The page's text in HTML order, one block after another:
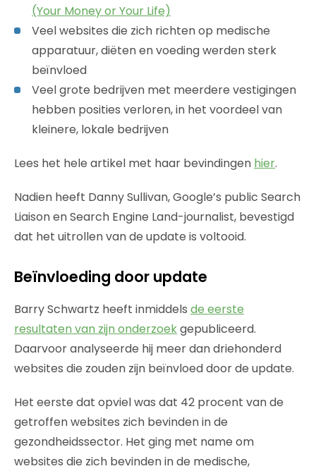
(Your Money or Your Life)
Veel websites die zich richten op medische
apparatuur, diëten en voeding werden sterk
beïnvloed
Veel grote bedrijven met meerdere vestigingen
hebben posities verloren, in het voordeel van
kleinere, lokale bedrijven
Lees het hele artikel met haar bevindingen hier.
Nadien heeft Danny Sullivan, Google’s public Search
Liaison en Search Engine Land-journalist, bevestigd
dat het uitrollen van de update is voltooid.
Beïnvloeding door update
Barry Schwartz heeft inmiddels de eerste
resultaten van zijn onderzoekgepubliceerd.
Daarvoor analyseerde hij meer dan driehonderd
websites die zouden zijn beïnvloed door de update.
Het eerste dat opviel was dat 42 procent van de
getroffen websites zich bevinden in de
gezondheidssector. Het ging met name om
websites die zich bevinden in de medische,